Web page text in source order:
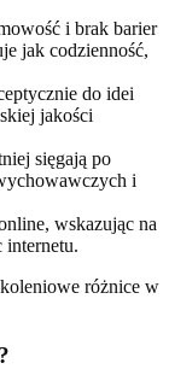
i brak barier
jak codzienność,
do idei
jakości
sięgają po
i
wskazując na
internetu.